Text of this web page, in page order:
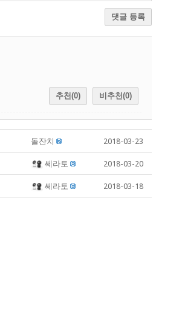
댓글 등록
추천(0) 비추천(0)
돌잔치 2018-03-23
쎄라토 2018-03-20
쎄라토 2018-03-18